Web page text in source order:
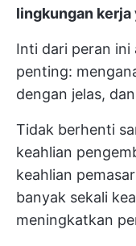
lingkungan
Inti dari peran ini
penting:
dengan jelas,
Tidak berhenti
keahlian
keahlian
banyak sekali
meningkatkan